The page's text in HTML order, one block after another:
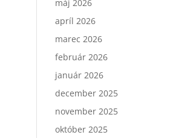
máj 2026
apríl 2026
marec 2026
február 2026
január 2026
december 2025
november 2025
október 2025